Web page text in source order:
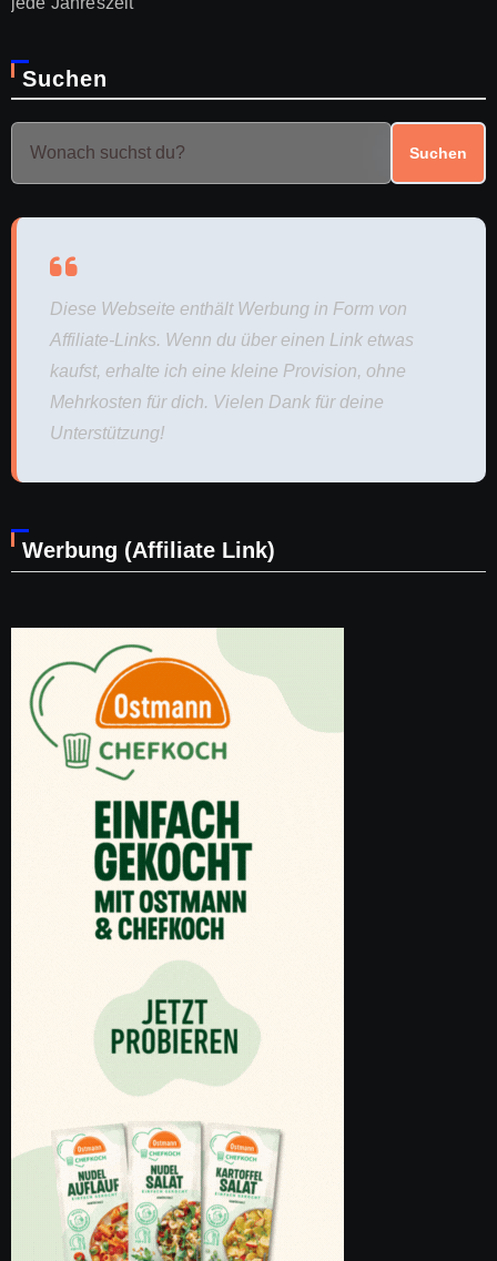
Suchen
Suchen
Diese Webseite enthält Werbung in Form von
Affiliate-Links. Wenn du über einen Link etwas
kaufst, erhalte ich eine kleine Provision, ohne
Mehrkosten für dich. Vielen Dank für deine
Unterstützung!
Werbung (Affiliate Link)